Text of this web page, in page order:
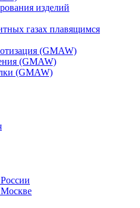
изделий
газах плавящимся
(GMAW)
(GMAW)
(GMAW)
Москве